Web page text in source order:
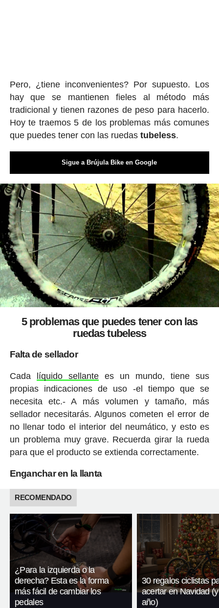
Pero, ¿tiene inconvenientes? Por supuesto. Los
hay que se mantienen fieles al método más
tradicional y tienen razones de peso para hacerlo.
Hoy te traemos 5 de los problemas más comunes
que puedes tener con las ruedas tubeless.
Sigue a Brújula Bike en Google
5 problemas que puedes tener con las
ruedas tubeless
Falta de sellador
Cada líquido sellantees un mundo, tiene sus
propias indicaciones de uso -el tiempo que se
necesita etc.- A más volumen y tamaño, más
sellador necesitarás. Algunos cometen el error de
no llenar todo el interior del neumático, y esto es
un problema muy grave. Recuerda girar la rueda
para que el producto se extienda correctamente.
Enganchar en la llanta
RECOMENDADO
¿Para la izquierda o la
derecha? Esta es la forma
más fácil de cambiar los
pedales
30 regalos ciclistas
acertar en Navidad
año)